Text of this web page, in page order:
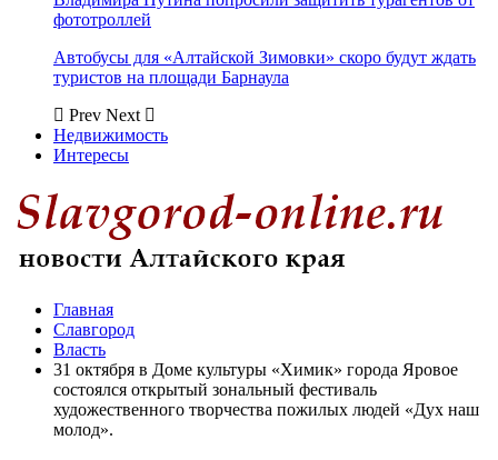
фототроллей
Автобусы для «Алтайской Зимовки» скоро будут ждать
туристов на площади Барнаула
Prev Next
Недвижимость
Интересы
Главная
Славгород
Власть
31 октября в Доме культуры «Химик» города Яровое
состоялся открытый зональный фестиваль
художественного творчества пожилых людей «Дух наш
молод».